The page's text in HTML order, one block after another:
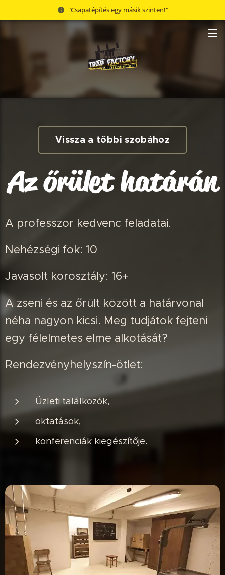
"Csapatépítés egy másik szinten!"
Vissza a többi szobához
Az őrület határán
A professzor kedvenc feladatai.
Nehézségi fok: 10
Javasolt korosztály: 16+
A zseni és az őrült között a határvonal
néha nagyon kicsi. Meg tudjátok fejteni
egy félelmetes elme alkotását?
Rendezvényhelyszín-ötlet:
Üzleti találkozók,
oktatások,
konferenciák kiegészítője.